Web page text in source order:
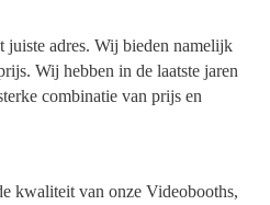
adres. Wij bieden namelijk
Wij hebben in de laatste jaren
combinatie van prijs en
kwaliteit van onze Videobooths,